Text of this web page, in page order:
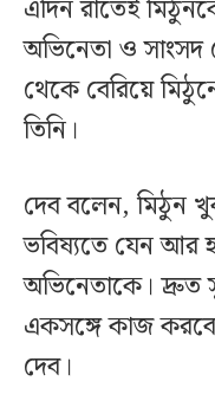
এদিন রাতেই
অভিনেতা ও সাংসদ
থেকে বেরিয়ে
তিনি।
দেব বলেন, মিঠুন
ভবিষ্যতে যেন আর
অভিনেতাকে। দ্রুত
একসঙ্গে কাজ
দেব।